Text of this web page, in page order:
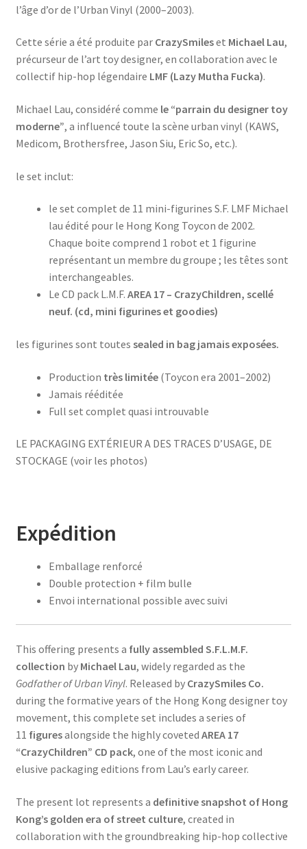
l’âge d’or de l’Urban Vinyl (2000–2003).
Cette série a été produite par CrazySmileset Michael Lau,
précurseur de l’art toy designer, en collaboration avec le
collectif hip-hop légendaire LMF (Lazy Mutha Fucka).
Michael Lau, considéré comme le “parrain du designer toy
moderne”, a influencé toute la scène urban vinyl (KAWS,
Medicom, Brothersfree, Jason Siu, Eric So, etc.).
le set inclut:
le set complet de 11 mini-figurines S.F. LMF Michael
lau édité pour le Hong Kong Toycon de 2002.
Chaque boite comprend 1 robot et 1 figurine
représentant un membre du groupe ; les têtes sont
interchangeables.
Le CD pack L.M.F. AREA 17 – CrazyChildren, scellé
neuf. (cd, mini figurines et goodies)
les figurines sont toutes sealed in bag jamais exposées.
Production très limitée(Toycon era 2001–2002)
Jamais rééditée
Full set complet quasi introuvable
LE PACKAGING EXTÉRIEUR A DES TRACES D’USAGE, DE
STOCKAGE (voir les photos)
Expédition
Emballage renforcé
Double protection + film bulle
Envoi international possible avec suivi
This offering presents a fully assembled S.F.L.M.F.
collection by Michael Lau, widely regarded as the
Godfather of Urban Vinyl. Released by CrazySmiles Co.
during the formative years of the Hong Kong designer toy
movement, this complete set includes a series of
11 figuresalongside the highly coveted AREA 17
“CrazyChildren” CD pack, one of the most iconic and
elusive packaging editions from Lau’s early career.
The present lot represents a definitive snapshot of Hong
Kong’s golden era of street culture, created in
collaboration with the groundbreaking hip-hop collective